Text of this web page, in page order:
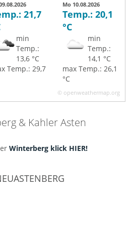
21,7
min
Temp.:
13,6 °C
Temp.: 29,7
Mo 10.08.2026
Temp.: 20,1
°C
min
Temp.:
14,1 °C
max Temp.: 26,1
°C
© openweathermap.org
& Kahler Asten
Winterberg klick HIER!